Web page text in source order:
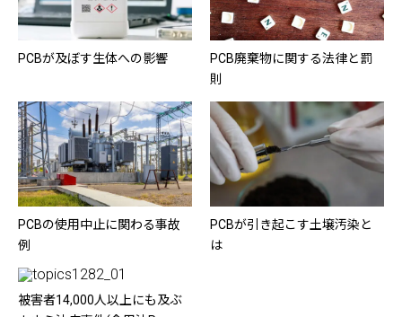
PCBが及ぼす生体への影響
PCB廃棄物に関する法律と罰
則
PCBの使用中止に関わる事故
例
PCBが引き起こす土壌汚染と
は
被害者14,000人以上にも及ぶ